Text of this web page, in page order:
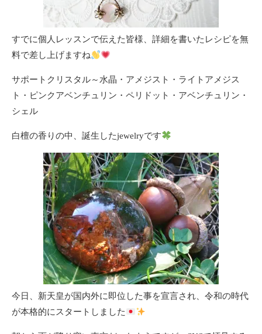
すでに個人レッスンで伝えた皆様、詳細を書いたレシピを無
料で差し上げますね
サポートクリスタル～水晶・アメジスト・ライトアメジス
ト・ピンクアベンチュリン・ペリドット・アベンチュリン・
シェル
白檀の香りの中、誕生したjewelryです
今日、新天皇が国内外に即位した事を宣言され、令和の時代
が本格的にスタートしました